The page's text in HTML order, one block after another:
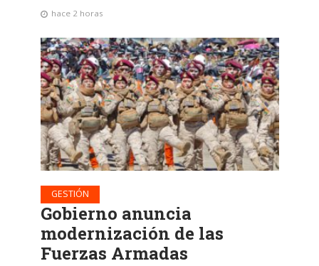
hace 2 horas
GESTIÓN
Gobierno anuncia
modernización de las
Fuerzas Armadas